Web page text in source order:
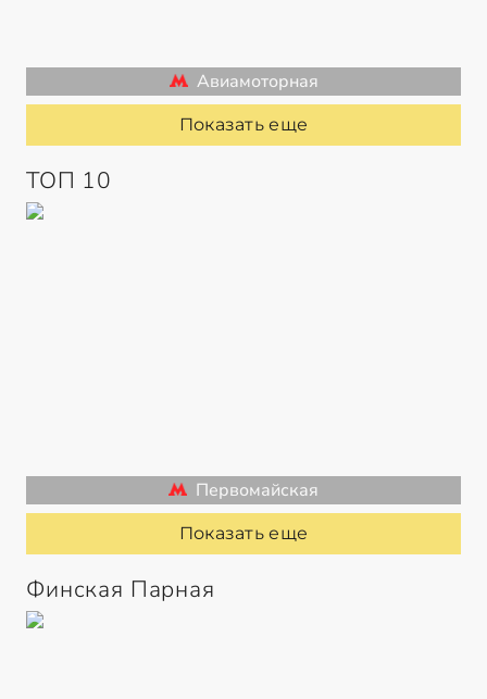
Авиамоторная
Показать еще
ТОП 10
Первомайская
Показать еще
Финская Парная